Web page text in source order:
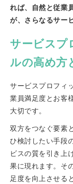
れば、自然と従業
が、さらなるサー
サービスプ
ルの高め方
サービスプロフィ
業員満足度とお客
大切です。
双方をつなぐ要素
ひ検討したい手段
ビスの質を引き上
果に現れます。そ
足度を向上させる